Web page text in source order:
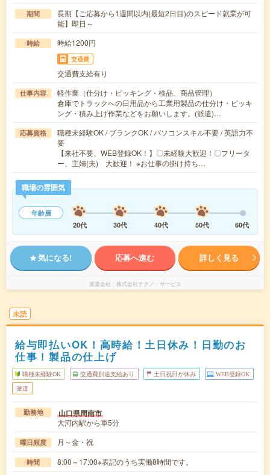
期間
長期【ご応募から1週間以内(最短2日目)のスピード就業が可
能】即日～
時給 時給1200円
交通費
交通費支給有り
仕事内容
軽作業（仕分け・ピッキング・検品、商品管理）
倉庫でトラックへの日用品から工業用製品の仕分け・ピッキ
ング・積み上げ作業などをお願いします。(派遣)…
応募資格
職種未経験OK / ブランクOK / パソコンスキル不要 / 英語力不
要
【来社不要、WEB登録OK！】〇未経験大歓迎！〇フリータ
ー、主婦(夫) 大歓迎！ ※お仕事の掛け持ち…
職場の雰囲気
年齢層
20代
30代 40代 50代 60代
気になる! 応募へ進む 詳しく見る
派遣会社 株式会社テクノ・サービス
未読
給与即払いOK！高時給！土日休み！日勤のお
仕事！製品の仕上げ
職種未経験OK 交通費別途支給あり 土日祝日が休み WEB登録OK
派遣
勤務地 山口県周南市
大河内駅から車5分
曜日頻度 月～金・祝
時間 8:00～17:00※表記のうち実働8時間です。